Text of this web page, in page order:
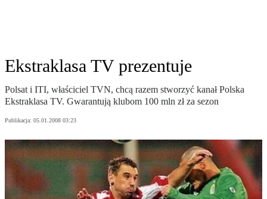
Ekstraklasa TV prezentuje
Polsat i ITI, właściciel TVN, chcą razem stworzyć kanał Polska
Ekstraklasa TV. Gwarantują klubom 100 mln zł za sezon
Publikacja: 05.01.2008 03:23